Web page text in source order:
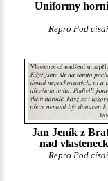
Uniformy
Repro Pod
Jan Jeník z
nad
Repro Pod